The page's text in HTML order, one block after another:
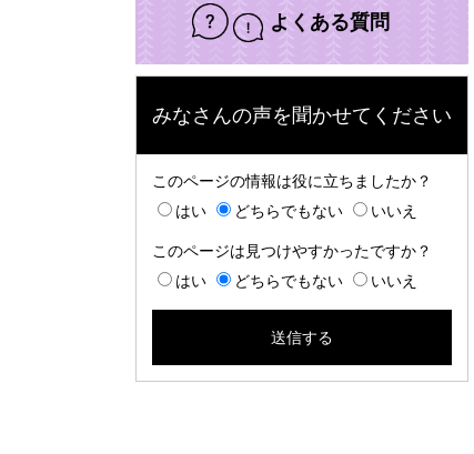
よくある質問
みなさんの声を聞かせてください
このページの情報は役に立ちましたか？
はい
どちらでもない いいえ
このページは見つけやすかったですか？
はい
どちらでもない いいえ